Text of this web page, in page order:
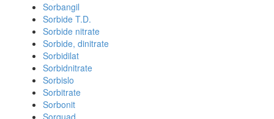
Sorbangil
Sorbide T.D.
Sorbide nitrate
Sorbide, dinitrate
Sorbidilat
Sorbidnitrate
Sorbislo
Sorbitrate
Sorbonit
Sorquad